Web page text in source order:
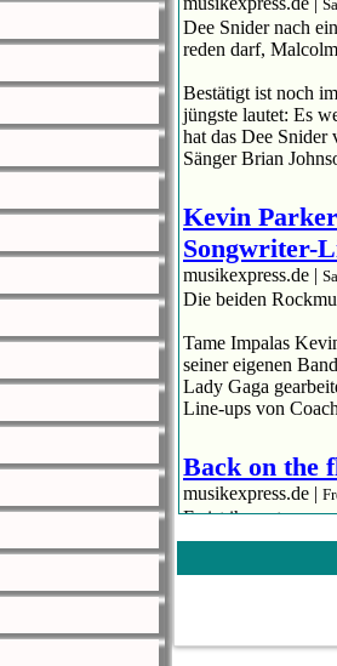
Dee Snider nach
reden darf,
Bestätigt ist noch
jüngste lautet: Es
hat das Dee
Sänger Brian
Kevin
Songwriter-
musikexpress.de |
Die beiden
Tame Impalas
seiner eigenen
Lady Gaga
Line-ups von
Back on the
musikexpress.de |
Es ist ihr erster
„A Star Is Born“
neuer Song seit